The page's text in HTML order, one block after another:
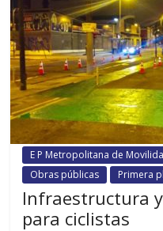
E P Metropolitana de
Obras públicas
Primera
Infraestructura
para ciclistas